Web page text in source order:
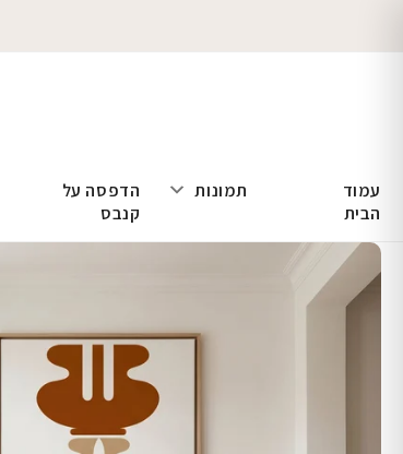
עמוד
הבית
תמונות
הדפסה על
קנבס